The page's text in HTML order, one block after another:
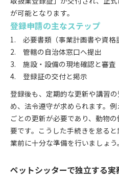
が可能となります。
登録申請の主なステップ
必要書類（事業計画書や資
管轄の自治体窓口へ提出
施設・設備の現地確認と審査
登録証の交付と掲示
登録後も、定期的な更新や講習
め、法令遵守が求められます。
ごとの更新が必要であり、動物
要です。こうした手続きを怠る
業前に十分な準備を行いましょう。
ペットシッターで独立する